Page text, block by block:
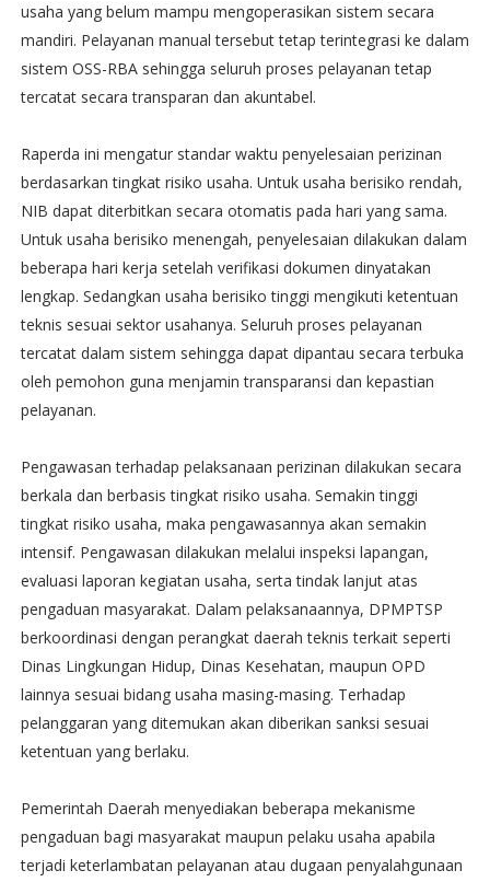
usaha yang belum mampu mengoperasikan sistem secara
mandiri. Pelayanan manual tersebut tetap terintegrasi ke dalam
sistem OSS-RBA sehingga seluruh proses pelayanan tetap
tercatat secara transparan dan akuntabel.
Raperda ini mengatur standar waktu penyelesaian perizinan
berdasarkan tingkat risiko usaha. Untuk usaha berisiko rendah,
NIB dapat diterbitkan secara otomatis pada hari yang sama.
Untuk usaha berisiko menengah, penyelesaian dilakukan dalam
beberapa hari kerja setelah verifikasi dokumen dinyatakan
lengkap. Sedangkan usaha berisiko tinggi mengikuti ketentuan
teknis sesuai sektor usahanya. Seluruh proses pelayanan
tercatat dalam sistem sehingga dapat dipantau secara terbuka
oleh pemohon guna menjamin transparansi dan kepastian
pelayanan.
Pengawasan terhadap pelaksanaan perizinan dilakukan secara
berkala dan berbasis tingkat risiko usaha. Semakin tinggi
tingkat risiko usaha, maka pengawasannya akan semakin
intensif. Pengawasan dilakukan melalui inspeksi lapangan,
evaluasi laporan kegiatan usaha, serta tindak lanjut atas
pengaduan masyarakat. Dalam pelaksanaannya, DPMPTSP
berkoordinasi dengan perangkat daerah teknis terkait seperti
Dinas Lingkungan Hidup, Dinas Kesehatan, maupun OPD
lainnya sesuai bidang usaha masing-masing. Terhadap
pelanggaran yang ditemukan akan diberikan sanksi sesuai
ketentuan yang berlaku.
Pemerintah Daerah menyediakan beberapa mekanisme
pengaduan bagi masyarakat maupun pelaku usaha apabila
terjadi keterlambatan pelayanan atau dugaan penyalahgunaan